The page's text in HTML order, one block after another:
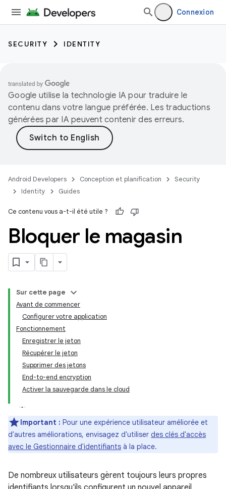
Connexion
SECURITY IDENTITY
Google utilise la technologie IA pour traduire le
contenu dans votre langue préférée. Les traductions
générées par IA peuvent contenir des erreurs.
Android Developers Conception et planification
Security
Identity
Guides
Ce contenu vous a-t-il été utile ?
Bloquer le magasin
Sur cette page
Avant de commencer
Configurer votre application
Fonctionnement
Enregistrer le jeton
Récupérer le jeton
Supprimer des jetons
End-to-end encryption
Activer la sauvegarde dans le cloud
Important : Pour une expérience utilisateur améliorée et
d'autres améliorations, envisagez d'utiliser des clés d'accès
avec le Gestionnaire d'identifiants à la place.
De nombreux utilisateurs gèrent toujours leurs propres